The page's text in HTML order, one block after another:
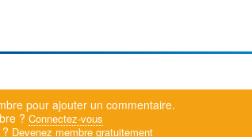
pour ajouter un commentaire.
? Connectez-vous
Devenez membre gratuitement